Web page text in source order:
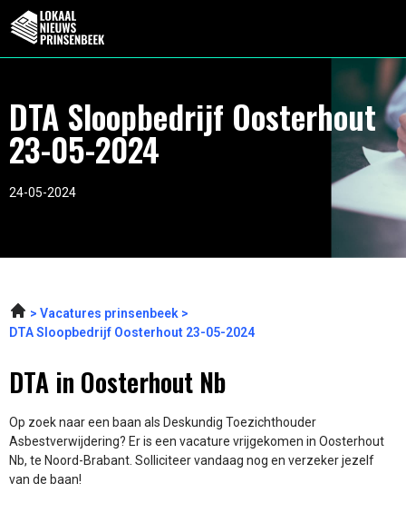
DTA Sloopbedrijf Oosterhout
23-05-2024
24-05-2024
Vacatures prinsenbeek
DTA Sloopbedrijf Oosterhout 23-05-2024
DTA in Oosterhout Nb
Op zoek naar een baan als Deskundig Toezichthouder
Asbestverwijdering? Er is een vacature vrijgekomen in Oosterhout
Nb, te Noord-Brabant. Solliciteer vandaag nog en verzeker jezelf
van de baan!